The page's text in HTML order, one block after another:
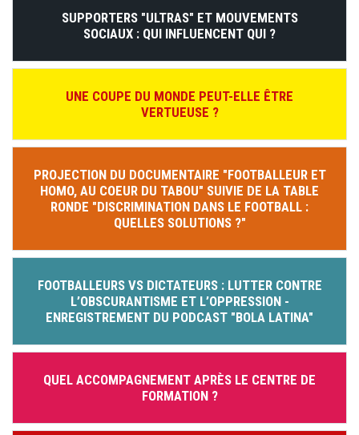
SUPPORTERS "ULTRAS" ET MOUVEMENTS
SOCIAUX : QUI INFLUENCENT QUI ?
UNE COUPE DU MONDE PEUT-ELLE ÊTRE
VERTUEUSE ?
PROJECTION DU DOCUMENTAIRE "FOOTBALLEUR ET
HOMO, AU COEUR DU TABOU" SUIVIE DE LA TABLE
RONDE "DISCRIMINATION DANS LE FOOTBALL :
QUELLES SOLUTIONS ?"
FOOTBALLEURS VS DICTATEURS : LUTTER CONTRE
L’OBSCURANTISME ET L’OPPRESSION -
ENREGISTREMENT DU PODCAST "BOLA LATINA"
QUEL ACCOMPAGNEMENT APRÈS LE CENTRE DE
FORMATION ?